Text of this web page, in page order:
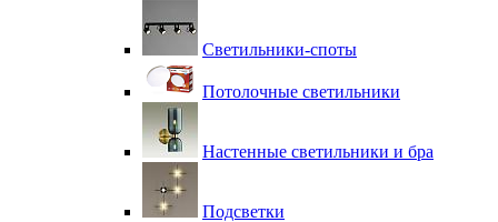
Светильники-споты
Потолочные светильники
Настенные светильники и бра
Подсветки